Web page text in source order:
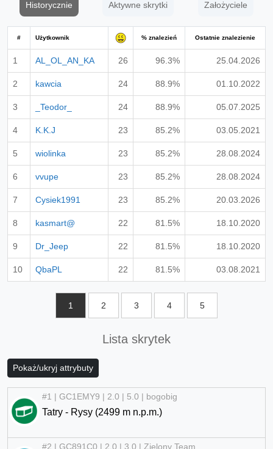
Historycznie Aktywne skrytki Założyciele
# Użytkownik % znalezień Ostatnie znalezienie
1 AL_OL_AN_KA 26 96.3% 25.04.2026
2 kawcia 24 88.9% 01.10.2022
3 _Teodor_ 24 88.9% 05.07.2025
4 K.K.J 23 85.2% 03.05.2021
5 wiolinka 23 85.2% 28.08.2024
6 vvupe 23 85.2% 28.08.2024
7 Cysiek1991 23 85.2% 20.03.2026
8 kasmart@ 22 81.5% 18.10.2020
9 Dr_Jeep 22 81.5% 18.10.2020
10 QbaPL 22 81.5% 03.08.2021
1 2 3 4 5
Lista skrytek
Pokaż/ukryj attrybuty
#1 | GC1EMY9 | 2.0 | 5.0 | bogobig
Tatry - Rysy (2499 m n.p.m.)
#2 | GC891C0 | 2.0 | 3.0 | Zielony Team